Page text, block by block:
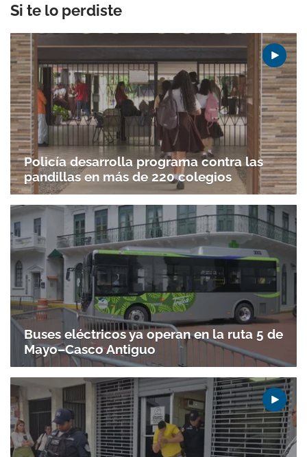
Si te lo perdiste
Policía desarrolla programa contra las
pandillas en más de 220 colegios
Buses eléctricos ya operan en la ruta 5 de
Mayo–Casco Antiguo